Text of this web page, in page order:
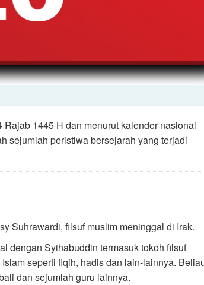
1445 H dan menurut kalender nasional
sejumlah peristiwa bersejarah yang terjadi
Suhrawardi, filsuf muslim meninggal di Irak.
dengan Syihabuddin termasuk tokoh filsuf
seperti fiqih, hadis dan lain-lainnya.
dan sejumlah guru lainnya.